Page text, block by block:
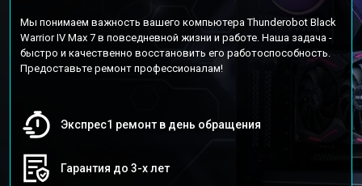
Мы понимаем важность вашего компьютера Thunderobot Black
Warrior IV Max 7 в повседневной жизни и работе. Наша задача -
быстро и качественно восстановить его работоспособность.
Предоставьте ремонт профессионалам!
Экспрес1 ремонт в день обращения
Гарантия до 3-х лет